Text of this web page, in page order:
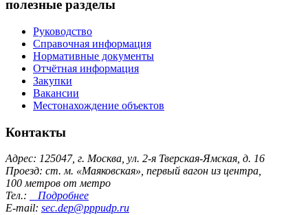
полезные разделы
Руководство
Справочная информация
Нормативные документы
Отчётная информация
Закупки
Вакансии
Местонахождение объектов
Контакты
Адрес: 125047, г. Москва, ул. 2-я Тверская-Ямская, д. 16
Проезд: ст. м. «Маяковская», первый вагон из центра,
100 метров от метро
Тел.:
Подробнее
E-mail: sec.dep@pppudp.ru